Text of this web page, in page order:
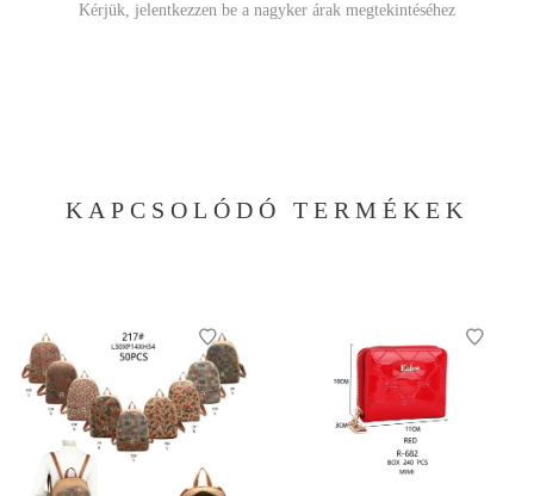
Kérjük, jelentkezzen be a nagyker árak megtekintéséhez
KAPCSOLÓDÓ TERMÉKEK